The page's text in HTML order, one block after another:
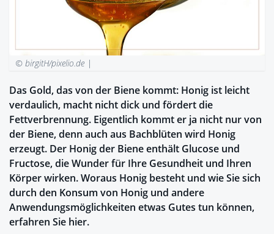
© birgitH/pixelio.de |
Das Gold, das von der Biene kommt: Honig ist leicht
verdaulich, macht nicht dick und fördert die
Fettverbrennung. Eigentlich kommt er ja nicht nur von
der Biene, denn auch aus Bachblüten wird Honig
erzeugt. Der Honig der Biene enthält Glucose und
Fructose, die Wunder für Ihre Gesundheit und Ihren
Körper wirken. Woraus Honig besteht und wie Sie sich
durch den Konsum von Honig und andere
Anwendungsmöglichkeiten etwas Gutes tun können,
erfahren Sie hier.